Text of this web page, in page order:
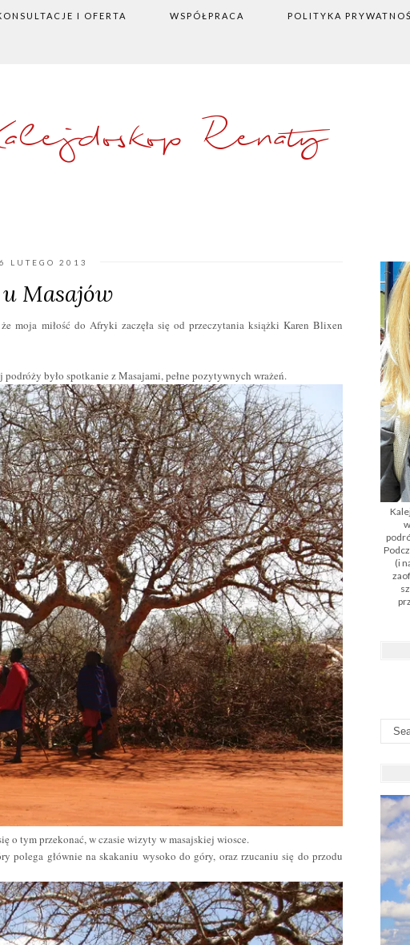
I OFERTA WSPÓŁPRACA POLITYKA
Renaty
LUTEGO 2013
Masajów
moja miłość do Afryki zaczęła się od przeczytania książki Karen Blixen
było spotkanie z Masajami, pełne pozytywnych wrażeń.
o tym przekonać, w czasie wizyty w masajskiej wiosce.
polega głównie na skakaniu wysoko do góry, oraz rzucaniu się do przodu
(i